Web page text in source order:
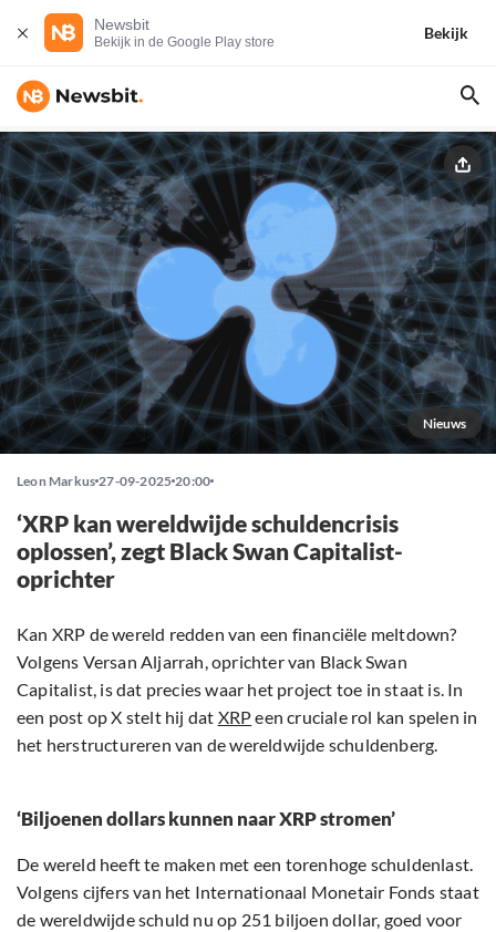
Newsbit
Bekijk in de Google Play store
Bekijk
Nieuws
Leon Markus 27-09-2025 20:00
‘XRP kan wereldwijde schuldencrisis
oplossen’, zegt Black Swan Capitalist-
oprichter
Kan XRP de wereld redden van een financiële meltdown?
Volgens Versan Aljarrah, oprichter van Black Swan
Capitalist, is dat precies waar het project toe in staat is. In
een post op X stelt hij dat XRPeen cruciale rol kan spelen in
het herstructureren van de wereldwijde schuldenberg.
‘Biljoenen dollars kunnen naar XRP stromen’
De wereld heeft te maken met een torenhoge schuldenlast.
Volgens cijfers van het Internationaal Monetair Fonds staat
de wereldwijde schuld nu op 251 biljoen dollar, goed voor